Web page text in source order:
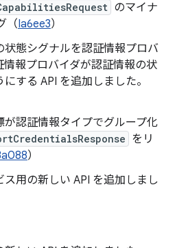
のマイナ
（Ia6ee3）
状態シグナルを認証情報プロバ
情報プロバイダが認証情報の状
する API を追加しました。
が認証情報タイプでグループ化
をリ
）
用の新しい API を追加しまし